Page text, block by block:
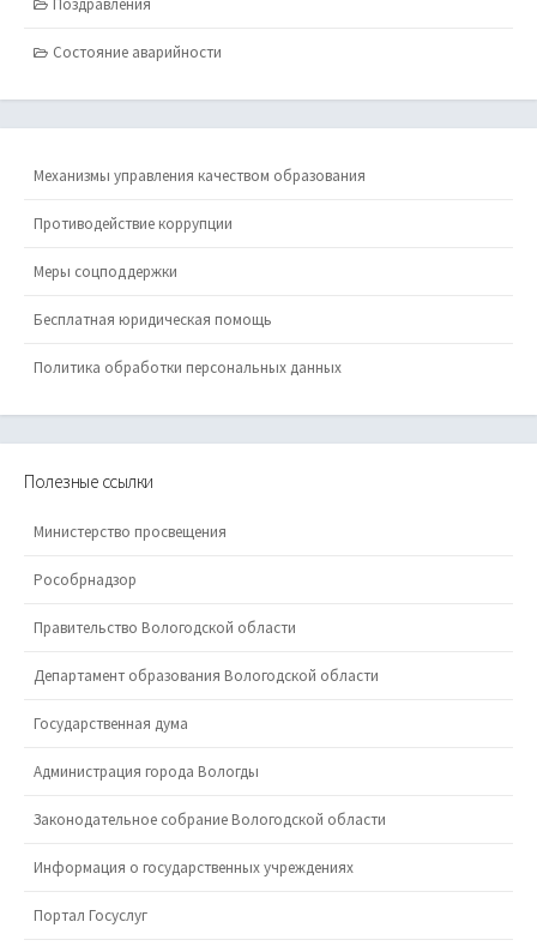
Состояние аварийности
Механизмы управления качеством образования
Противодействие коррупции
Меры соцподдержки
Бесплатная юридическая помощь
Политика обработки персональных данных
Полезные ссылки
Министерство просвещения
Рособрнадзор
Правительство Вологодской области
Департамент образования Вологодской области
Государственная дума
Администрация города Вологды
Законодательное собрание Вологодской области
Информация о государственных учреждениях
Портал Госуслуг